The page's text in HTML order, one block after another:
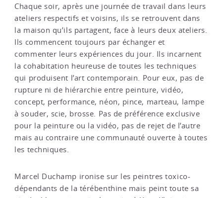
Chaque soir, après une journée de travail dans leurs
ateliers respectifs et voisins, ils se retrouvent dans
la maison qu’ils partagent, face à leurs deux ateliers.
Ils commencent toujours par échanger et
commenter leurs expériences du jour. Ils incarnent
la cohabitation heureuse de toutes les techniques
qui produisent l’art contemporain. Pour eux, pas de
rupture ni de hiérarchie entre peinture, vidéo,
concept, performance, néon, pince, marteau, lampe
à souder, scie, brosse. Pas de préférence exclusive
pour la peinture ou la vidéo, pas de rejet de l’autre
mais au contraire une communauté ouverte à toutes
les techniques.
Marcel Duchamp ironise sur les peintres toxico-
dépendants de la térébenthine mais peint toute sa